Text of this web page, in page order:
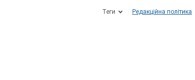
Теги Редакційна політика